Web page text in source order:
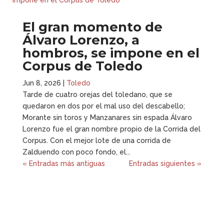
El gran momento de
Álvaro Lorenzo, a
hombros, se impone en el
Corpus de Toledo
Jun 8, 2026
Toledo
Tarde de cuatro orejas del toledano, que se
quedaron en dos por el mal uso del descabello;
Morante sin toros y Manzanares sin espada Álvaro
Lorenzo fue el gran nombre propio de la Corrida del
Corpus. Con el mejor lote de una corrida de
Zalduendo con poco fondo, el...
« Entradas más antiguas
Entradas siguientes »